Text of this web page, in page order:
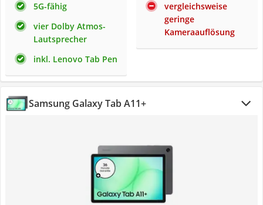
5G-fähig
vier Dolby Atmos-
Lautsprecher
inkl. Lenovo Tab Pen
vergleichsweise
geringe
Kameraauflösung
Samsung Galaxy Tab A11+